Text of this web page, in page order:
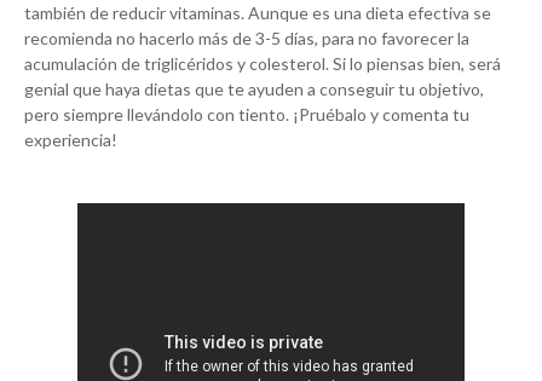
también de reducir vitaminas. Aunque es una dieta efectiva se
recomienda no hacerlo más de 3-5 días, para no favorecer la
acumulación de triglicéridos y colesterol. Si lo piensas bien, será
genial que haya dietas que te ayuden a conseguir tu objetivo,
pero siempre llevándolo con tiento. ¡Pruébalo y comenta tu
experiencia!